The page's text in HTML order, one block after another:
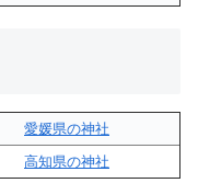
愛媛県の神社
高知県の神社